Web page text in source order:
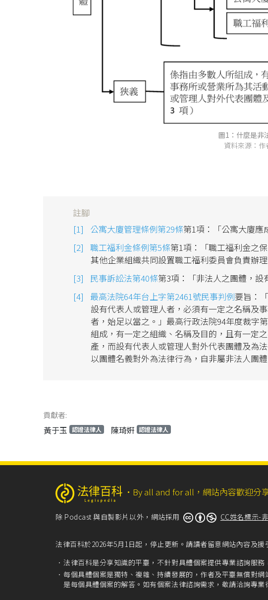
圖1：什麼是非
資料來源：作
註腳
公寓大廈管理條例第29條第1項：「公寓大廈應
職工福利金條例第5條第1項：「職工福利金之
其他企業組織共同設置職工福利委員會負責辦
民事訴訟法第40條第3項：「非法人之團體，設
最高法院64年台上字第2461號民事判例要旨：
設有代表人或管理人者，必須有一定之名稱及
者，始足以當之。」最高行政法院94年度裁字
組成，有一定之組織、名稱及目的，且有一定
產，而設有代表人或管理人對外代表團體及為
以團體名義對外為法律行為，自非屬非法人團體
貢獻者:
黃于玉 認證法律人 陳琦姸 認證法律人
‧ By all and for all，網站內容歡迎分
除 Podcast 與自製影片以外，網站採用 CC姓名標示-
法律百科於2026年5月1日起，停止更新。請讀者留意網站內容及
法律百科是分享知識的平臺，不針對具體個案提供專業諮詢服務
每個具體個案是獨特、複雜、持續發展的，作者及平臺無償對
是每個具體個案的解答。如有個案法律諮詢需求，敬請洽詢專業